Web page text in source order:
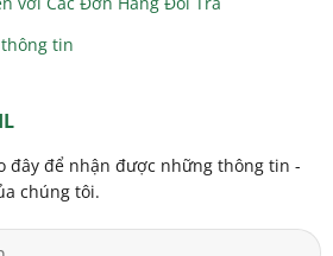
tin
đây để nhận được những thông tin -
chúng tôi.